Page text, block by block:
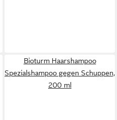
Bioturm Haarshampoo
Spezialshampoo gegen Schuppen,
200 ml